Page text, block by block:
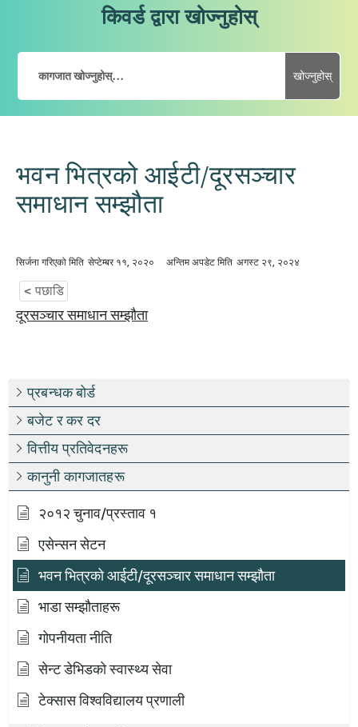
किवर्ड द्वारा खोज्नुहोस्
खोज्नुहोस्
प्रबन्धक बोर्ड
बजेट र कर दर
वित्तीय प्रतिवेदनहरू
कानुनी कागजातहरू
२०१२ चुनाव/प्रस्ताव १
एसेन्सन सेटन
भवन भित्रको आईटी/दूरसञ्चार समाधान सम्झौता
भाडा सम्झौताहरू
गोपनीयता नीति
सेन्ट डेभिडको स्वास्थ्य सेवा
टेक्सास विश्वविद्यालय प्रणाली
भवन भित्रको आईटी/दूरसञ्चार
समाधान सम्झौता
सिर्जना गरिएको मिति सेप्टेम्बर ११, २०२० अन्तिम अपडेट मिति अगस्ट २९, २०२४
< पछाडि
दूरसञ्चार समाधान सम्झौता